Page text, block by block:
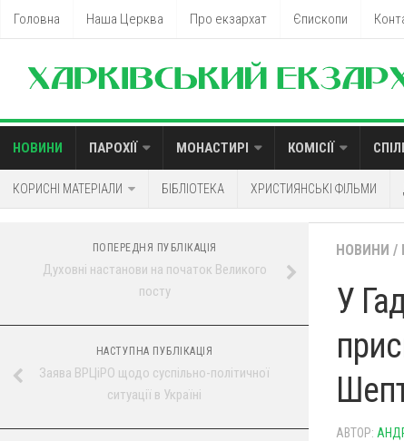
Головна Наша Церква Про екзархат Єпископи
НОВИНИ ПАРОХІЇ МОНАСТИРІ КОМІСІЇ
КОРИСНІ МАТЕРІАЛИ БІБЛІОТЕКА ХРИСТИЯНСЬКІ ФІЛЬМИ
НОВИНИ /
У
АВТОР:
ПОПЕРЕДНЯ ПУБЛІКАЦІЯ
Духовні настанови на початок Великого
посту
НАСТУПНА ПУБЛІКАЦІЯ
Заява ВРЦіРО щодо суспільно-політичної
ситуації в Україні